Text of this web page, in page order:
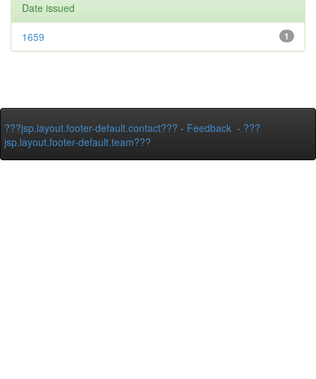
Date issued
1
1659
???jsp.layout.footer-default.contact??? - Feedback - ???
jsp.layout.footer-default.team???